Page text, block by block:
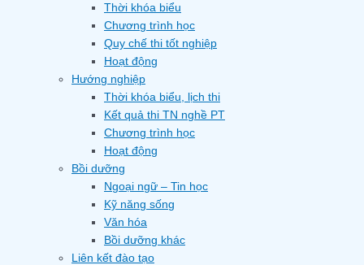
Thời khóa biểu
Chương trình học
Quy chế thi tốt nghiệp
Hoạt động
Hướng nghiệp
Thời khóa biểu, lịch thi
Kết quả thi TN nghề PT
Chương trình học
Hoạt động
Bồi dưỡng
Ngoại ngữ – Tin học
Kỹ năng sống
Văn hóa
Bồi dưỡng khác
Liên kết đào tạo